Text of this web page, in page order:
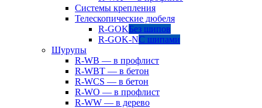
Системы крепления
Телескопические дюбеля
R-GOKБез шипов
R-GOK-NС шипами
Шурупы
R-WB — в профлист
R-WBT — в бетон
R-WCS — в бетон
R-WO — в профлист
R-WW — в дерево